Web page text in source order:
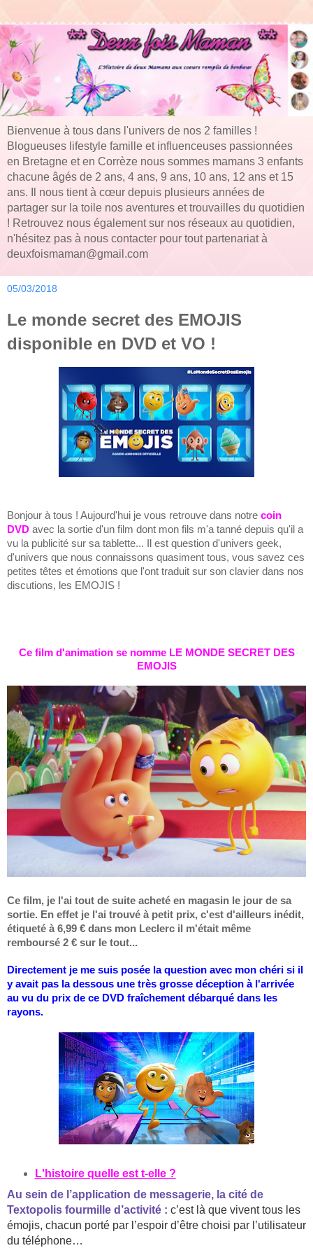
Bienvenue à tous dans l'univers de nos 2 familles !
Blogueuses lifestyle famille et influenceuses passionnées
en Bretagne et en Corrèze nous sommes mamans 3 enfants
chacune âgés de 2 ans, 4 ans, 9 ans, 10 ans, 12 ans et 15
ans. Il nous tient à cœur depuis plusieurs années de
partager sur la toile nos aventures et trouvailles du quotidien
! Retrouvez nous également sur nos réseaux au quotidien,
n'hésitez pas à nous contacter pour tout partenariat à
deuxfoismaman@gmail.com
05/03/2018
Le monde secret des EMOJIS
disponible en DVD et VO !
Bonjour à tous ! Aujourd'hui je vous retrouve dans notre coin
DVD avec la sortie d'un film dont mon fils m'a tanné depuis qu'il a
vu la publicité sur sa tablette... Il est question d'univers geek,
d'univers que nous connaissons quasiment tous, vous savez ces
petites têtes et émotions que l'ont traduit sur son clavier dans nos
discutions, les EMOJIS !
Ce film d'animation se nomme LE MONDE SECRET DES
EMOJIS
Ce film, je l'ai tout de suite acheté en magasin le jour de sa
sortie. En effet je l'ai trouvé à petit prix, c'est d'ailleurs inédit,
étiqueté à 6,99 € dans mon Leclerc il m'était même
remboursé 2 € sur le tout...
Directement je me suis posée la question avec mon chéri si il
y avait pas la dessous une très grosse déception à l'arrivée
au vu du prix de ce DVD fraîchement débarqué dans les
rayons.
L'histoire quelle est t-elle ?
Au sein de l’application de messagerie, la cité de
Textopolis fourmille d’activité : c’est là que vivent tous les
émojis, chacun porté par l’espoir d’être choisi par l’utilisateur
du téléphone…